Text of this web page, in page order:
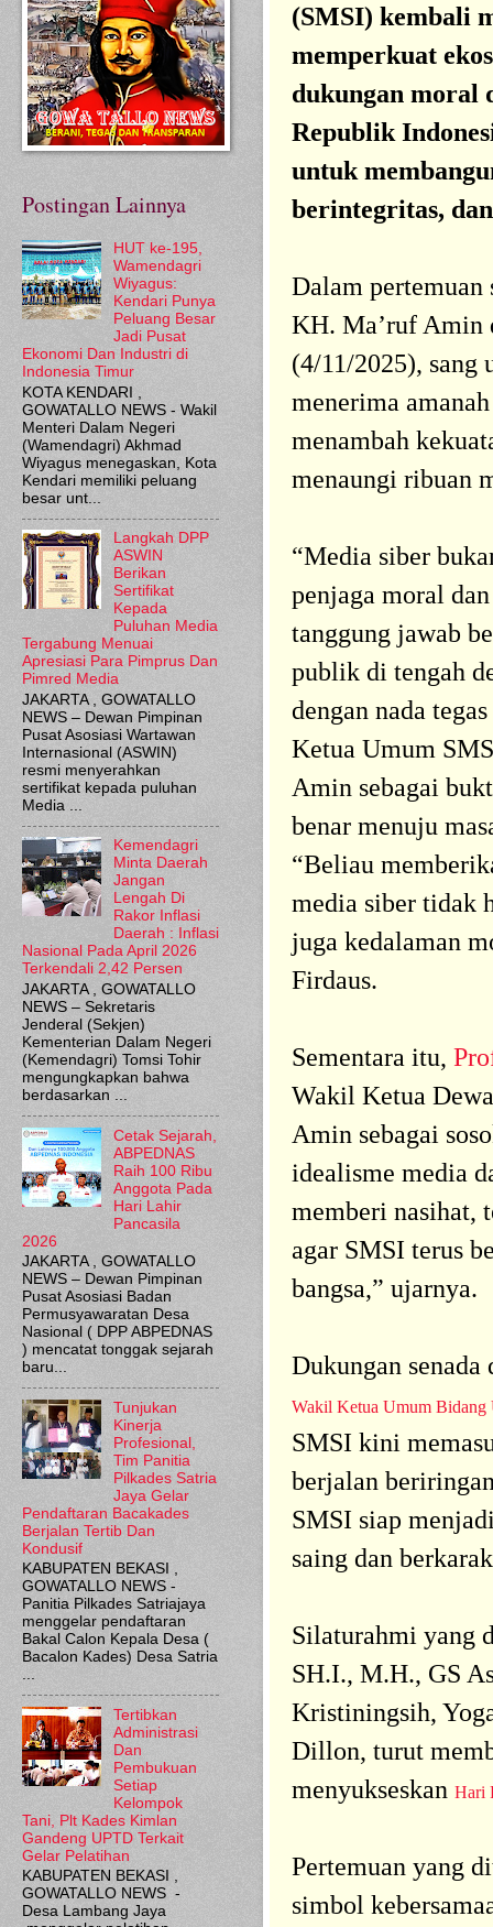
(SMSI) kembali
memperkuat
dukungan moral
Republik
untuk
berintegritas,
Dalam pertemuan
KH. Ma’ruf Amin
(4/11/2025), sang
menerima
menambah
menaungi ribuan
“Media siber
penjaga moral
tanggung jawab
publik di tengah
dengan nada
Ketua Umum
Amin sebagai
benar menuju
“Beliau
media siber tidak
juga kedalaman
Firdaus.
Sementara itu,
Wakil Ketua
Amin sebagai
idealisme media
memberi nasihat,
agar SMSI terus
bangsa,” ujarnya.
Dukungan
Wakil Ketua Umum Bidang
SMSI kini
berjalan
SMSI siap
saing dan
Silaturahmi yang
SH.I., M.H., GS
Kristiningsih,
Dillon, turut
menyukseskan Hari
Pertemuan yang
simbol
Postingan Lainnya
HUT ke-195,
Wamendagri
Wiyagus:
Kendari Punya
Peluang Besar
Jadi Pusat
Ekonomi Dan Industri di
Indonesia Timur
KOTA KENDARI ,
GOWATALLO NEWS - Wakil
Menteri Dalam Negeri
(Wamendagri) Akhmad
Wiyagus menegaskan, Kota
Kendari memiliki peluang
besar unt...
Langkah DPP
ASWIN
Berikan
Sertifikat
Kepada
Puluhan Media
Tergabung Menuai
Apresiasi Para Pimprus Dan
Pimred Media
JAKARTA , GOWATALLO
NEWS – Dewan Pimpinan
Pusat Asosiasi Wartawan
Internasional (ASWIN)
resmi menyerahkan
sertifikat kepada puluhan
Media ...
Kemendagri
Minta Daerah
Jangan
Lengah Di
Rakor Inflasi
Daerah : Inflasi
Nasional Pada April 2026
Terkendali 2,42 Persen
JAKARTA , GOWATALLO
NEWS – Sekretaris
Jenderal (Sekjen)
Kementerian Dalam Negeri
(Kemendagri) Tomsi Tohir
mengungkapkan bahwa
berdasarkan ...
Cetak Sejarah,
ABPEDNAS
Raih 100 Ribu
Anggota Pada
Hari Lahir
Pancasila
2026
JAKARTA , GOWATALLO
NEWS – Dewan Pimpinan
Pusat Asosiasi Badan
Permusyawaratan Desa
Nasional ( DPP ABPEDNAS
) mencatat tonggak sejarah
baru...
Tunjukan
Kinerja
Profesional,
Tim Panitia
Pilkades Satria
Jaya Gelar
Pendaftaran Bacakades
Berjalan Tertib Dan
Kondusif
KABUPATEN BEKASI ,
GOWATALLO NEWS -
Panitia Pilkades Satriajaya
menggelar pendaftaran
Bakal Calon Kepala Desa (
Bacalon Kades) Desa Satria
...
Tertibkan
Administrasi
Dan
Pembukuan
Setiap
Kelompok
Tani, Plt Kades Kimlan
Gandeng UPTD Terkait
Gelar Pelatihan
KABUPATEN BEKASI ,
GOWATALLO NEWS -
Desa Lambang Jaya